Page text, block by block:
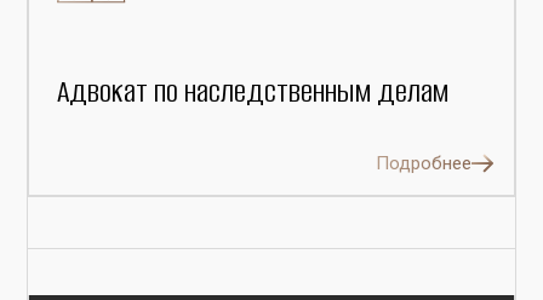
Адвокат по наследственным делам
Подробнее